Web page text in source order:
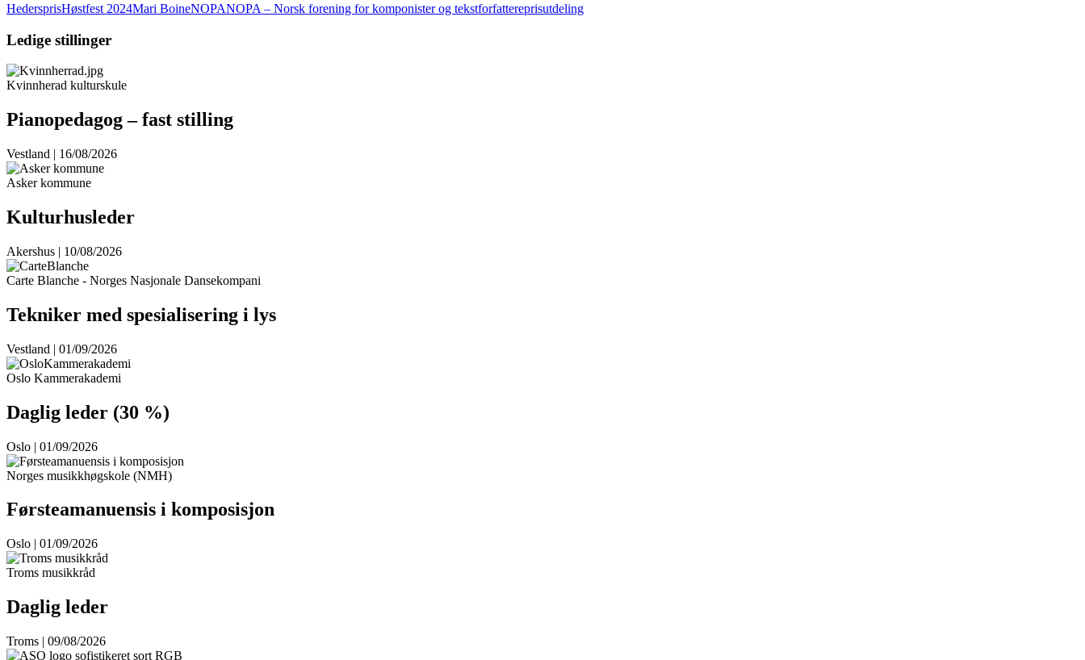
HedersprisHøstfest 2024Mari BoineNOPANOPA – Norsk forening for komponister og tekstforfattereprisutdeling
Ledige stillinger
Kvinnherad kulturskule
Pianopedagog – fast stilling
Vestland | 16/08/2026
Asker kommune
Kulturhusleder
Akershus | 10/08/2026
Carte Blanche - Norges Nasjonale Dansekompani
Tekniker med spesialisering i lys
Vestland | 01/09/2026
Oslo Kammerakademi
Daglig leder (30 %)
Oslo | 01/09/2026
Norges musikkhøgskole (NMH)
Førsteamanuensis i komposisjon
Oslo | 01/09/2026
Troms musikkråd
Daglig leder
Troms | 09/08/2026